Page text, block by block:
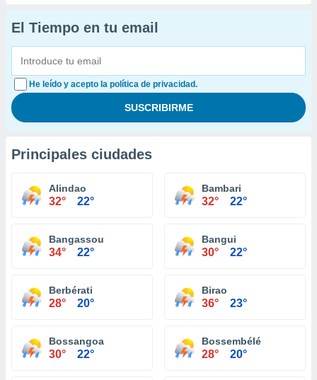
El Tiempo en tu email
He leído y acepto la política de privacidad.
Principales ciudades
Alindao
32° 22°
Bambari
32° 22°
Bangassou
34° 22°
Bangui
30° 22°
Berbérati
28° 20°
Birao
36° 23°
Bossangoa
30° 22°
Bossembélé
28° 20°